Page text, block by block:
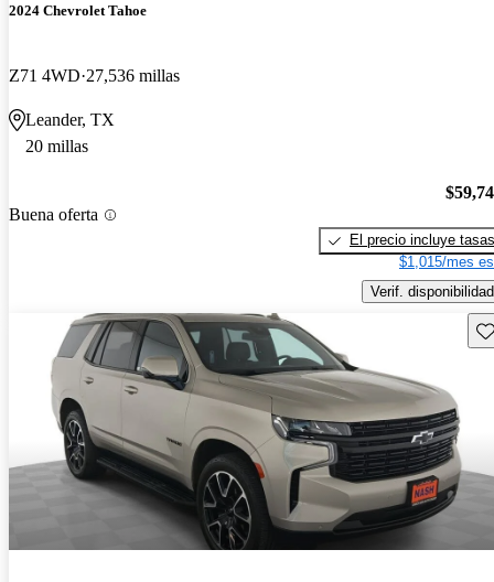
2024 Chevrolet Tahoe
Z71 4WD 27,536 millas
Leander, TX
20 millas
Buena oferta
El precio incluye tasas
$1,015/mes
Verif. disponibilidad